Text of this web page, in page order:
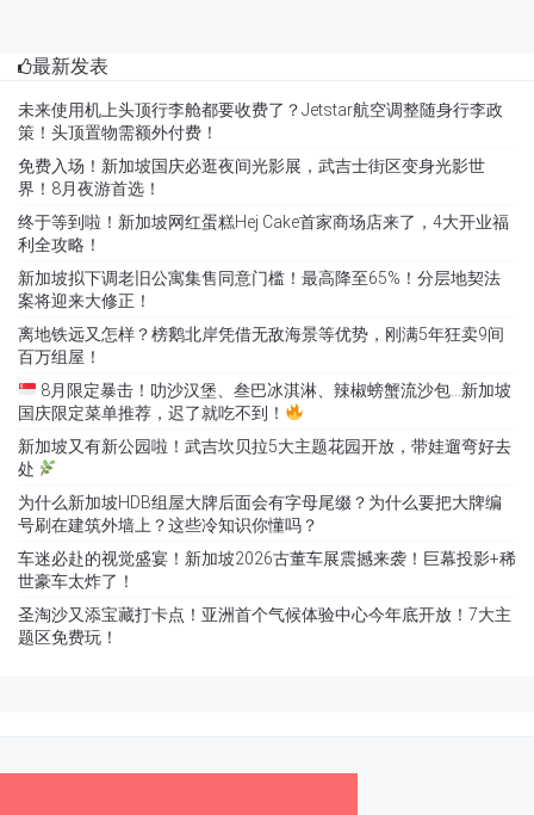
最新发表
未来使用机上头顶行李舱都要收费了？Jetstar航空调整随身行李政
策！头顶置物需额外付费！
免费入场！新加坡国庆必逛夜间光影展，武吉士街区变身光影世
界！8月夜游首选！
终于等到啦！新加坡网红蛋糕Hej Cake首家商场店来了，4大开业福
利全攻略！
新加坡拟下调老旧公寓集售同意门槛！最高降至65%！分层地契法
案将迎来大修正！
离地铁远又怎样？榜鹅北岸凭借无敌海景等优势，刚满5年狂卖9间
百万组屋！
8月限定暴击！叻沙汉堡、叁巴冰淇淋、辣椒螃蟹流沙包…新加坡
国庆限定菜单推荐，迟了就吃不到！
新加坡又有新公园啦！武吉坎贝拉5大主题花园开放，带娃遛弯好去
处
为什么新加坡HDB组屋大牌后面会有字母尾缀？为什么要把大牌编
号刷在建筑外墙上？这些冷知识你懂吗？
车迷必赴的视觉盛宴！新加坡2026古董车展震撼来袭！巨幕投影+稀
世豪车太炸了！
圣淘沙又添宝藏打卡点！亚洲首个气候体验中心今年底开放！7大主
题区免费玩！